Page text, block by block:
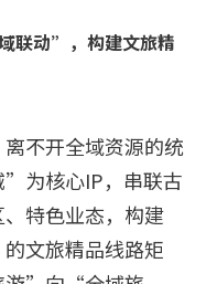
动”，构建文旅精
不开全域资源的统
为核心IP，串联古
特色业态，构建
文旅精品线路矩